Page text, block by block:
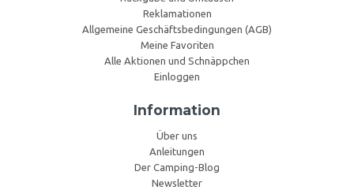
Reklamationen
Allgemeine Geschäftsbedingungen (AGB)
Meine Favoriten
Alle Aktionen und Schnäppchen
Einloggen
Information
Über uns
Anleitungen
Der Camping-Blog
Newsletter